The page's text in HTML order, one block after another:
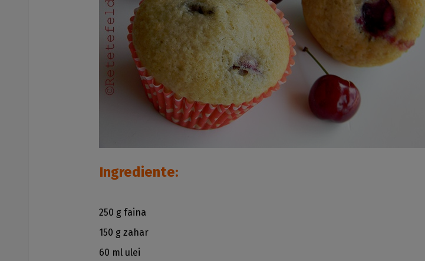
Ingrediente:
250 g faina
150 g zahar
60 ml ulei